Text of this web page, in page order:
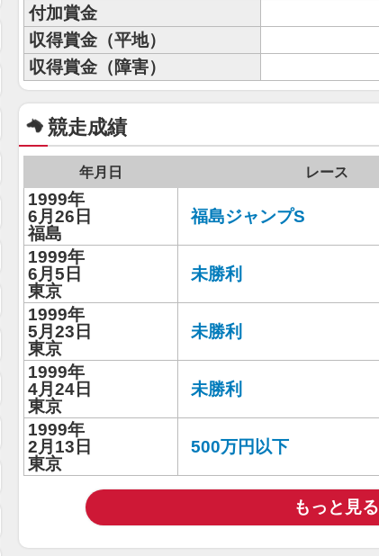
付加賞金
収得賞金（平地）
収得賞金（障害）
競走成績
年月日 レース
1999年
6月26日
福島
福島ジャンプS
1999年
6月5日
東京
未勝利
1999年
5月23日
東京
未勝利
1999年
4月24日
東京
未勝利
1999年
2月13日
東京
500万円以下
もっと見る